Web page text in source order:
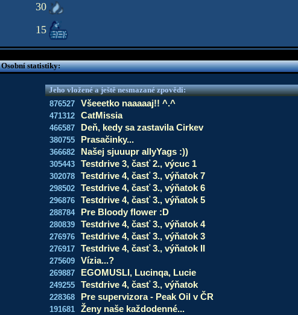
30
15
Osobní statistiky:
Jeho vložené a ještě nesmazané zpovědi:
876527
Všeeetko naaaaaj!! ^.^
471312
CatMissia
466587
Deň, kedy sa zastavila Cirkev
380755
Prasačinky...
366682
Našej sjuuupr allyYags :))
305443
Testdrive 3, časť 2., výcuc 1
302078
Testdrive 4, časť 3., výňatok 7
298502
Testdrive 4, časť 3., výňatok 6
296876
Testdrive 4, časť 3., výňatok 5
288784
Pre Bloody flower :D
280839
Testdrive 4, časť 3., výňatok 4
276976
Testdrive 4, časť 3., výňatok 3
276917
Testdrive 4, časť 3., výňatok II
275609
Vízia...?
269887
EGOMUSLI, Lucinqa, Lucie
249255
Testdrive 4, časť 3., výňatok
228368
Pre supervizora - Peak Oil v ČR
191681
Ženy naše každodenné...